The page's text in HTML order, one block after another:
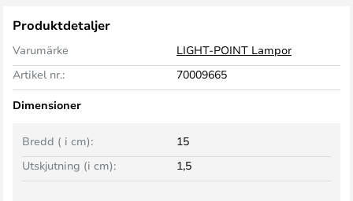
Produktdetaljer
Varumärke
LIGHT-POINT Lampor
Artikel nr.:
70009665
Dimensioner
Bredd ( i cm):
15
Utskjutning (i cm):
1,5